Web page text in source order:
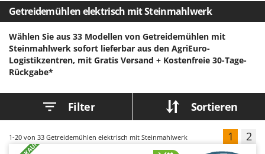
Akku Gartenscheren
Akku Gras- und Strauchscheren
Akku-Stichsägen
Allzwecktransporter - Motorschubkarren
Alu-Teleskopleitern
Anbaubagger Heckbagger für Traktoren
Arbeitsschutzkleidung
Astkettensägen - Hochentaster
AgriEuro TOP-LINE
AGT
Aima
Airmec
AL-KO
ALA 2000
Alce
Ama
Getreidemühlen elektrisch mit Steinmahlwerk
Wählen Sie aus 33 Modellen von Getreidemühlen mit
Steinmahlwerk sofort lieferbar aus den AgriEuro-
Logistikzentren, mit Gratis Versand + Kostenfreie 30-Tage-
Rückgabe*
Filter Sortieren
1-20 von 33 Getreidemühlen elektrisch mit Steinmahlwerk 1 2